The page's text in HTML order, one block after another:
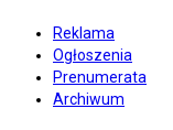
Reklama
Ogłoszenia
Prenumerata
Archiwum